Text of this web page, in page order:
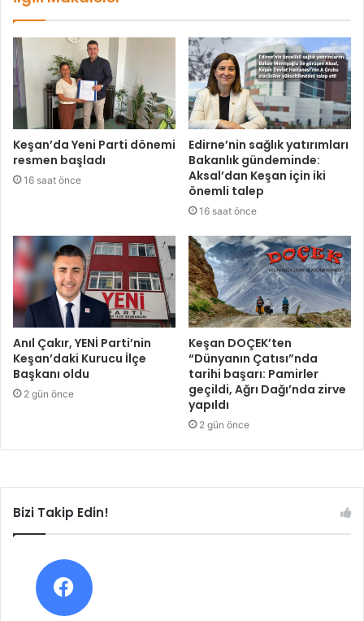
Keşan’da Yeni Parti dönemi
resmen başladı
16 saat önce
Edirne’nin sağlık yatırımları
Bakanlık gündeminde:
Aksal’dan Keşan için iki
önemli talep
16 saat önce
Anıl Çakır, YENİ Parti’nin
Keşan’daki Kurucu İlçe
Başkanı oldu
2 gün önce
Keşan DOÇEK’ten
“Dünyanın Çatısı”nda
tarihi başarı: Pamirler
geçildi, Ağrı Dağı’nda zirve
yapıldı
2 gün önce
Bizi Takip Edin!